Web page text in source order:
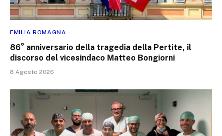
EMILIA ROMAGNA
86° anniversario della tragedia della Pertite, il
discorso del vicesindaco Matteo Bongiorni
8 Agosto 2026